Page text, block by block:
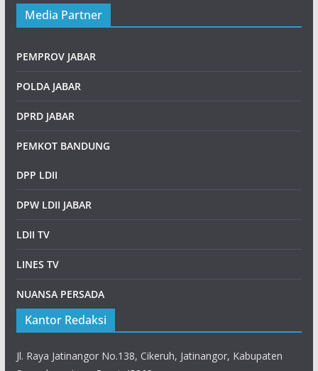
Media Partner
PEMPROV JABAR
POLDA JABAR
DPRD JABAR
PEMKOT BANDUNG
DPP LDII
DPW LDII JABAR
LDII TV
LINES TV
NUANSA PERSADA
Kantor Redaksi
Jl. Raya Jatinangor No.138, Cikeruh, Jatinangor, Kabupaten